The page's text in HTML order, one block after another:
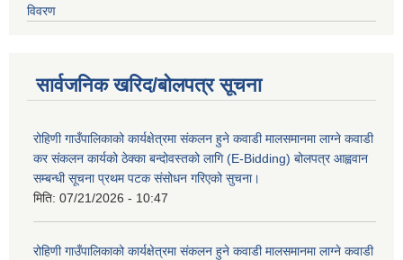
विवरण
सार्वजनिक खरिद/बोलपत्र सूचना
रोहिणी गाउँपालिकाको कार्यक्षेत्रमा संकलन हुने कवाडी मालसमानमा लाग्ने कवाडी
कर संकलन कार्यको ठेक्का बन्दोवस्तको लागि (E-Bidding) बोलपत्र आह्ववान
सम्बन्धी सूचना प्रथम पटक संसोधन गरिएको सुचना।
मिति: 07/21/2026 - 10:47
रोहिणी गाउँपालिकाको कार्यक्षेत्रमा संकलन हुने कवाडी मालसमानमा लाग्ने कवाडी